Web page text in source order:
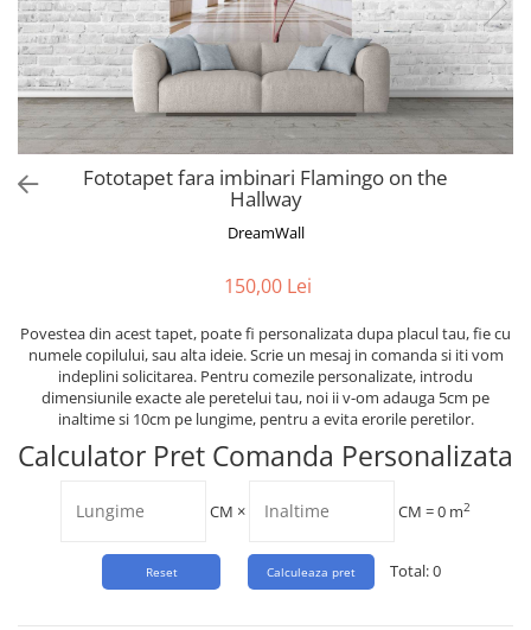
Frescă
Frunze
Natura
Peisaj
Pentru copiiFototapet fara imbinari Flamingo on the
Hallway
DreamWall
150,00 Lei
Povestea din acest tapet, poate fi personalizata dupa placul tau, fie cu
numele copilului, sau alta ideie. Scrie un mesaj in comanda si iti vom
indeplini solicitarea. Pentru comezile personalizate, introdu
dimensiunile exacte ale peretelui tau, noi ii v-om adauga 5cm pe
inaltime si 10cm pe lungime, pentru a evita erorile peretilor.
Calculator Pret Comanda Personalizata
CM × CM =0 m2
Total:0